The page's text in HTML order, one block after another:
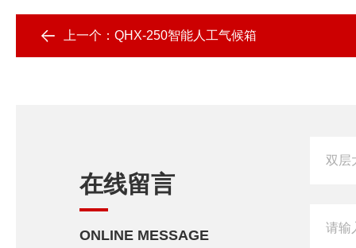
上一个： QHX-250智能人工气候箱
在线留言
ONLINE MESSAGE